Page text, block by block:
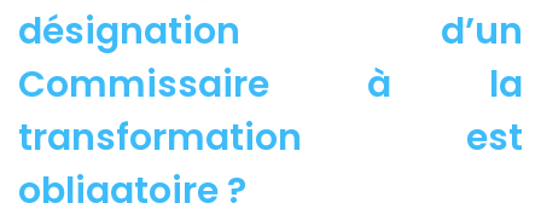
désignation d’un
Commissaire à la
transformation est
obligatoire ?